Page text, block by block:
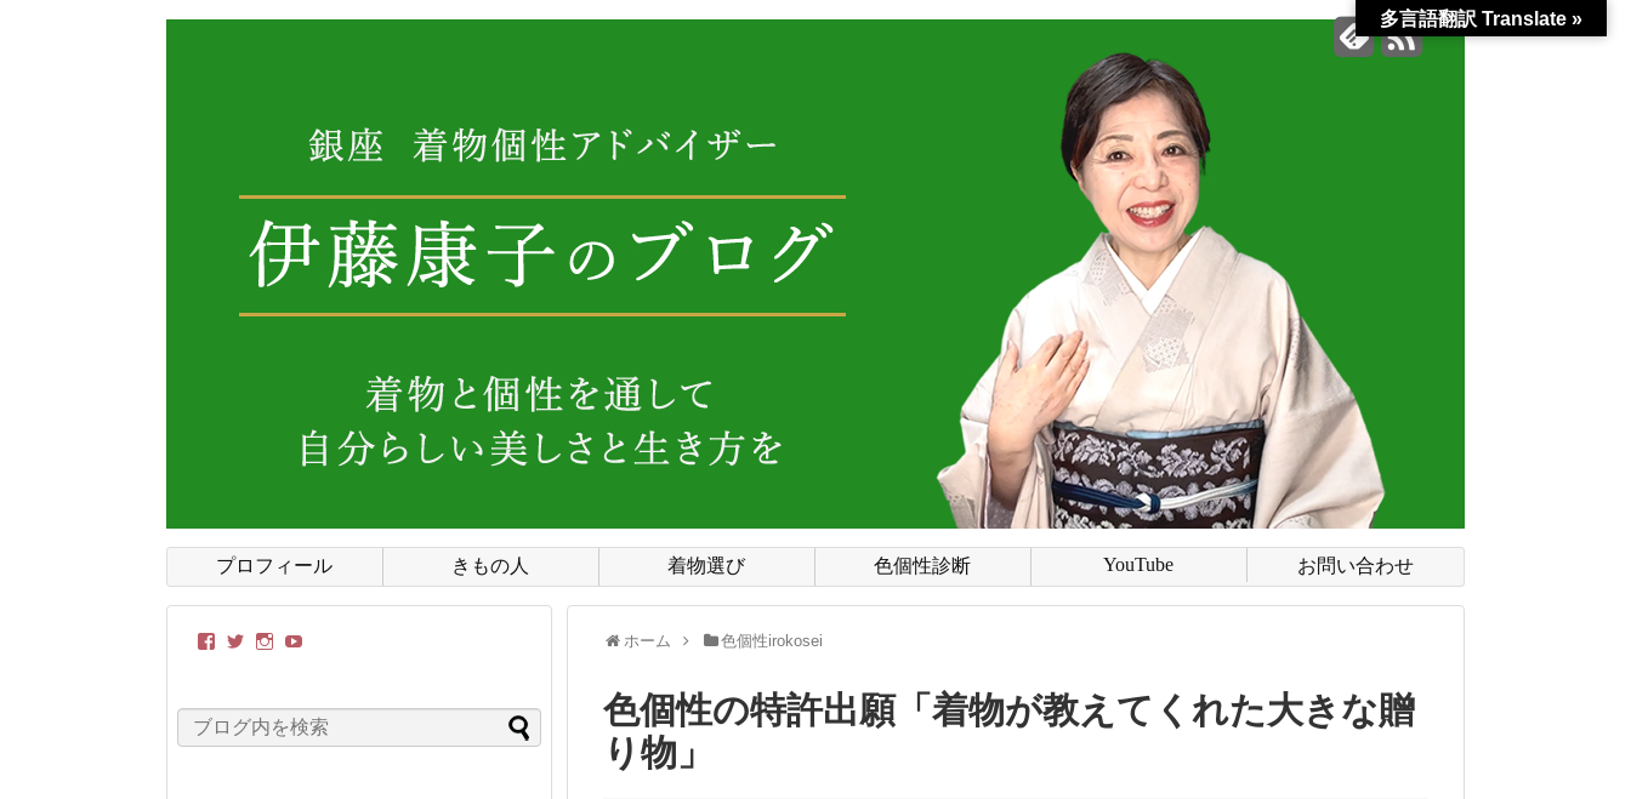
プロフィール きもの人 着物選び 色個性診断 YouTube お問い合わせ
ホーム 色個性irokosei
色個性の特許出願「着物が教えてくれた大きな贈
り物」
kimonobito
プ
ロ
itoyasuko
プ
ロ
kimonobito68
プ
ロ
の
プ
多言語翻訳 Translate »